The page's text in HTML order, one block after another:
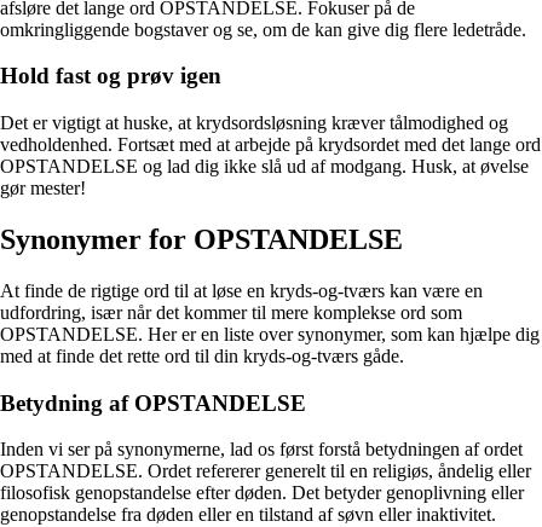
afsløre det lange ord OPSTANDELSE. Fokuser på de
omkringliggende bogstaver og se, om de kan give dig flere ledetråde.
Hold fast og prøv igen
Det er vigtigt at huske, at krydsordsløsning kræver tålmodighed og
vedholdenhed. Fortsæt med at arbejde på krydsordet med det lange ord
OPSTANDELSE og lad dig ikke slå ud af modgang. Husk, at øvelse
gør mester!
Synonymer for OPSTANDELSE
At finde de rigtige ord til at løse en kryds-og-tværs kan være en
udfordring, især når det kommer til mere komplekse ord som
OPSTANDELSE. Her er en liste over synonymer, som kan hjælpe dig
med at finde det rette ord til din kryds-og-tværs gåde.
Betydning af OPSTANDELSE
Inden vi ser på synonymerne, lad os først forstå betydningen af ordet
OPSTANDELSE. Ordet refererer generelt til en religiøs, åndelig eller
filosofisk genopstandelse efter døden. Det betyder genoplivning eller
genopstandelse fra døden eller en tilstand af søvn eller inaktivitet.